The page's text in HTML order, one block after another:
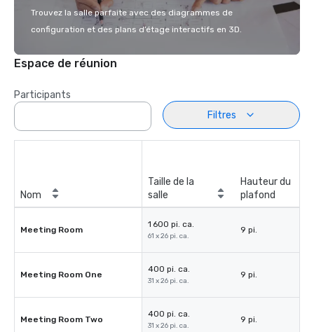
Trouvez la salle parfaite avec des diagrammes de
configuration et des plans d’étage interactifs en 3D.
Espace de réunion
Participants
Filtres
Nom
Taille de la
salle
Hauteur du
plafond
Meeting Room
1 600 pi. ca.
61 x 26 pi. ca.
9 pi.
Meeting Room One
400 pi. ca.
31 x 26 pi. ca.
9 pi.
Meeting Room Two
400 pi. ca.
31 x 26 pi. ca.
9 pi.